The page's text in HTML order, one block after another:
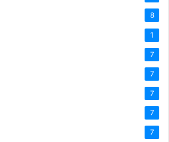
8
1
7
7
7
7
7